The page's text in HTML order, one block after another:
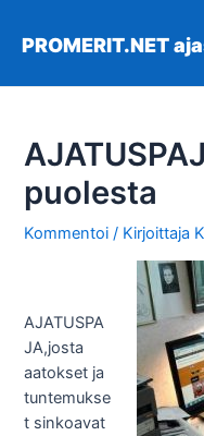
sisältöön
PROMERIT.NET
puolesta
Kommentoi / Kirjoittaja
AJATUSPA
JA,josta
aatokset ja
tuntemukse
t sinkoavat